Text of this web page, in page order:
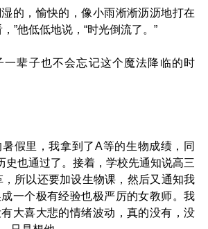
，愉快的，像小雨淅淅沥沥地打在
”他低低地说，“时光倒流了。”
子也不会忘记这个魔法降临的时
里，我拿到了A等的生物成绩，同
史也通过了。接着，学校先通知说高三
，所以还要加设生物课，然后又通知我
一个极有经验也极严厉的女教师。我
大喜大悲的情绪波动，真的没有，没